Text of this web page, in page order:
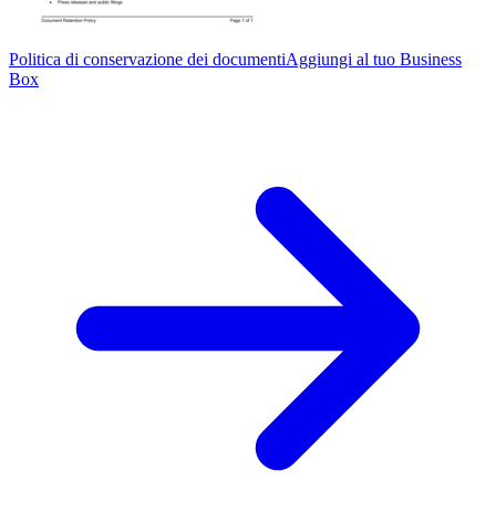
Politica di conservazione dei documentiAggiungi al tuo Business
Box